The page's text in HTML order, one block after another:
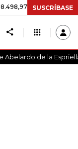
+$ 8.753,81 +2,19%
SUSCRÍBASE
Abelardo de la